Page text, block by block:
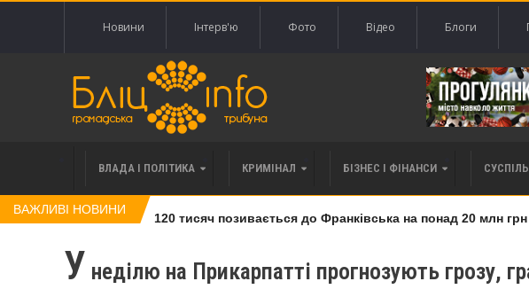
Новини Інтерв'ю Фото Відео Блоги
ВЛАДА І ПОЛІТИКА КРИМІНАЛ БІЗНЕС І ФІНАНСИ
ВАЖЛИВІ НОВИНИ
права вимоги за 120 тисяч позивається до Франківська на понад 20 млн грн
У неділю на Прикарпатті прогнозують грозу,